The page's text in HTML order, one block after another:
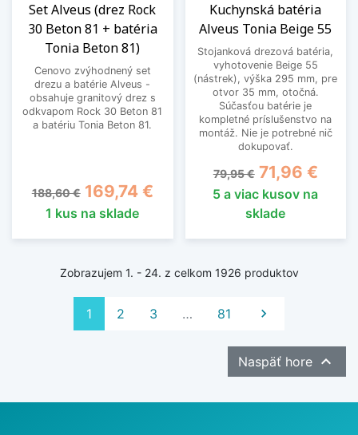
Set Alveus (drez Rock
30 Beton 81 + batéria
Tonia Beton 81)
Cenovo zvýhodnený set
drezu a batérie Alveus -
obsahuje granitový drez s
odkvapom Rock 30 Beton 81
a batériu Tonia Beton 81.
Základná cena
188,60 € Cena
169,74 €
1 kus na sklade
Kuchynská batéria
Alveus Tonia Beige 55
Stojanková drezová batéria,
vyhotovenie Beige 55
(nástrek), výška 295 mm, pre
otvor 35 mm, otočná.
Súčasťou batérie je
kompletné príslušenstvo na
montáž. Nie je potrebné nič
dokupovať.
Základná cena
79,95 € Cena
71,96 €
5 a viac kusov na
sklade
Zobrazujem 1. - 24. z celkom 1926 produktov
1 2 3 … 81 Ďalej

Naspäť hore 